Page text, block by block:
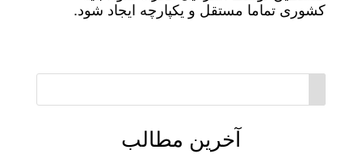
کشوری تماما مستقل و یکپارچه ایجاد شود.
آخرین مطالب